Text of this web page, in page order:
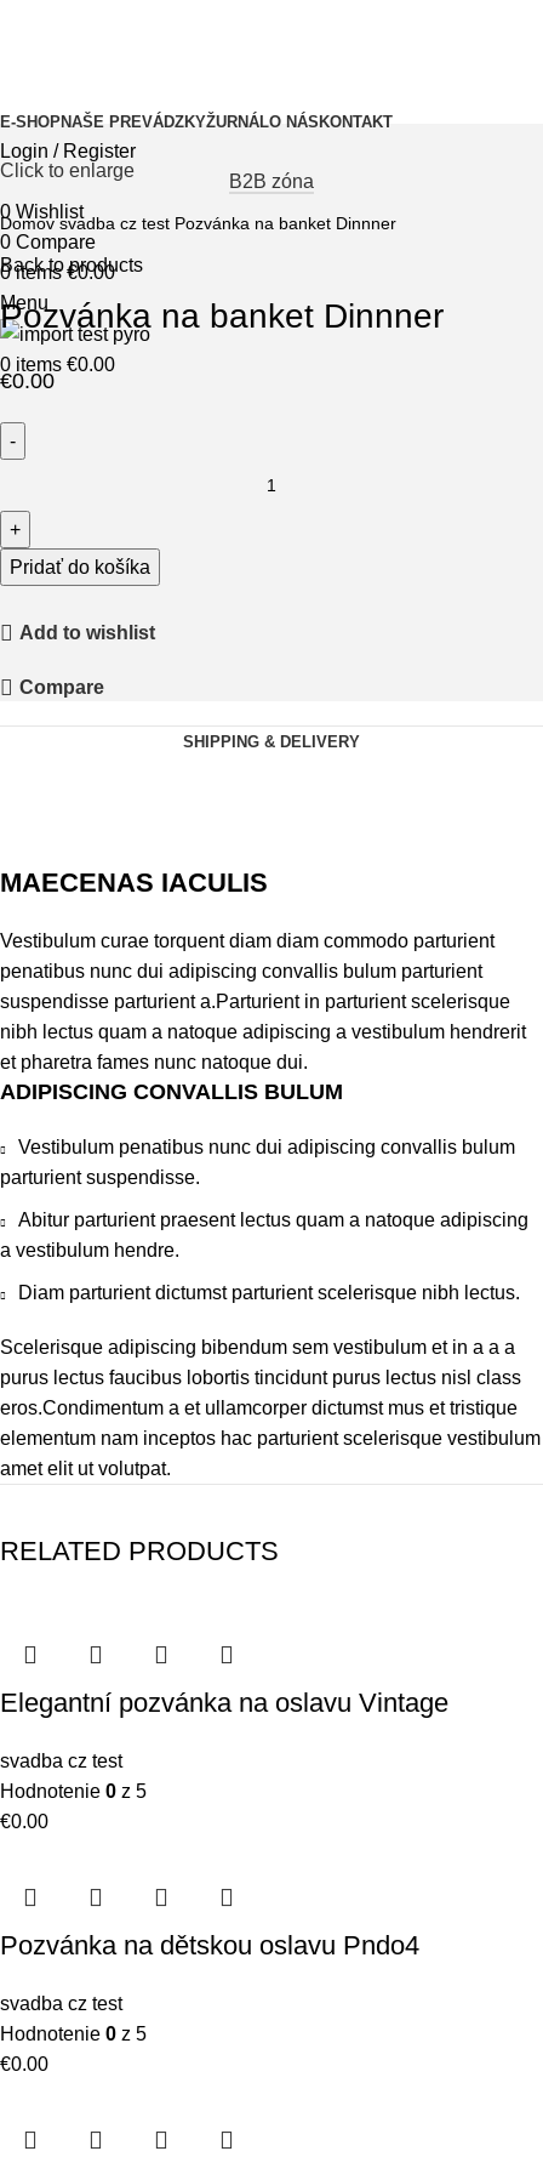
E-SHOPNAŠE PREVÁDZKYŽURNÁLO NÁSKONTAKT
Login / Register
B2B zóna
0 Wishlist
0 Compare
0items €0.00
Menu
0 items €0.00
Click to enlarge
Domovsvadba cz test Pozvánka na banket Dinnner
Back to products
Pozvánka na banket Dinnner
€0.00
na
banket
Pridať do košíka
Add to wishlist
Compare
SHIPPING & DELIVERY
MAECENAS IACULIS
Vestibulum curae torquent diam diam commodo parturient
penatibus nunc dui adipiscing convallis bulum parturient
suspendisse parturient a.Parturient in parturient scelerisque
nibh lectus quam a natoque adipiscing a vestibulum hendrerit
et pharetra fames nunc natoque dui.
ADIPISCING CONVALLIS BULUM
Vestibulum penatibus nunc dui adipiscing convallis bulum
parturient suspendisse.
Abitur parturient praesent lectus quam a natoque adipiscing
a vestibulum hendre.
Diam parturient dictumst parturient scelerisque nibh lectus.
Scelerisque adipiscing bibendum sem vestibulum et in a a a
purus lectus faucibus lobortis tincidunt purus lectus nisl class
eros.Condimentum a et ullamcorper dictumst mus et tristique
elementum nam inceptos hac parturient scelerisque vestibulum
amet elit ut volutpat.
RELATED PRODUCTS
Elegantní pozvánka na oslavu Vintage
svadba cz test
Hodnotenie 0 z 5
€0.00
Pozvánka na dětskou oslavu Pndo4
svadba cz test
Hodnotenie 0 z 5
€0.00